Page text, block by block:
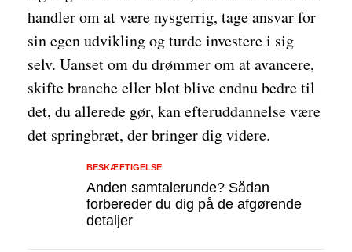
handler om at være nysgerrig, tage ansvar for
sin egen udvikling og turde investere i sig
selv. Uanset om du drømmer om at avancere,
skifte branche eller blot blive endnu bedre til
det, du allerede gør, kan efteruddannelse være
det springbræt, der bringer dig videre.
Anden samtalerunde? Sådan
forbereder du dig på de afgørende
detaljer
BESKÆFTIGELSE